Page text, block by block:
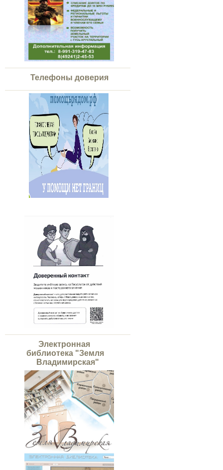
Телефоны доверия
Электронная
библиотека "Земля
Владимирская"